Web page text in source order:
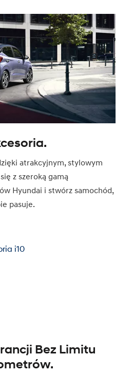
atrakcyjnym, stylowym
z szeroką gamą
Hyundai i stwórz samochód,
pasuje.
i10
Bez Limitu